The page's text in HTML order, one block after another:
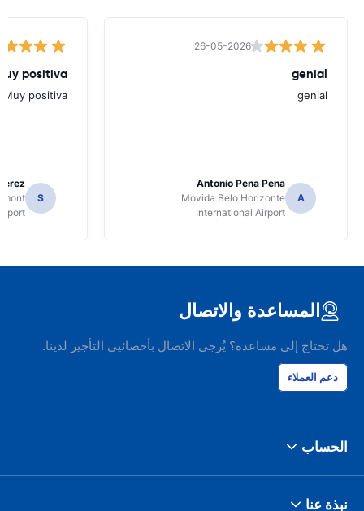
26-05-2026
genial
genial
A
Antonio Pena Pena
Movida Belo Horizonte
International Airport
positiva
Muy positiva
S
المساعدة والاتصال
هل تحتاج إلى مساعدة؟ يُرجى الاتصال بأخصائيي التأجير لدينا.
دعم العملاء
الحساب
نبذة عنا